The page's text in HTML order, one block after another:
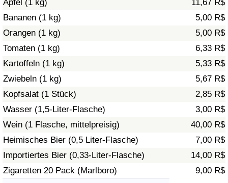
Äpfel (1 kg)
11,67 R$
Bananen (1 kg)
5,00 R$
Orangen (1 kg)
5,00 R$
Tomaten (1 kg)
6,33 R$
Kartoffeln (1 kg)
5,33 R$
Zwiebeln (1 kg)
5,67 R$
Kopfsalat (1 Stück)
2,85 R$
Wasser (1,5-Liter-Flasche)
3,00 R$
Wein (1 Flasche, mittelpreisig)
40,00 R$
Heimisches Bier (0,5 Liter-Flasche)
7,00 R$
Importiertes Bier (0,33-Liter-Flasche)
14,00 R$
Zigaretten 20 Pack (Marlboro)
9,00 R$
Verschmutzungsindex
Umweltverschmutzungs-Index nach Land
Verkehr
Verkehrs-Index
Verkehrs-Index (aktuell)
Verkehrs-Index nach Land